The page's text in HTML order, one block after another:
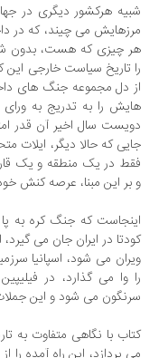
هرکشور دیگری در جهان؛
می چیند، که در داخل
چیزی که هست، بدون شک
تاریخ سیاست خارجی این کشور
دل مجموعه جنگ های داخلی سر
را به تدریج به ورای مرزها
سال اخیر آن قدر امتداد
که حالا دیگر، ایلات متحده،
در یک منطقه و یک قاره که
این مبنا، عرصه کنش خود را
که جنگ کره به پا می
در ایران جان می گیرد،
می شود، اسپانیا سرزمین
وا می گذارد، در فیلیپین
می شود و این جملات
با نگاهی متفاوت به تاریخ